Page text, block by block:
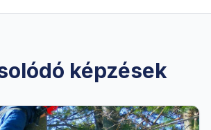
képzések